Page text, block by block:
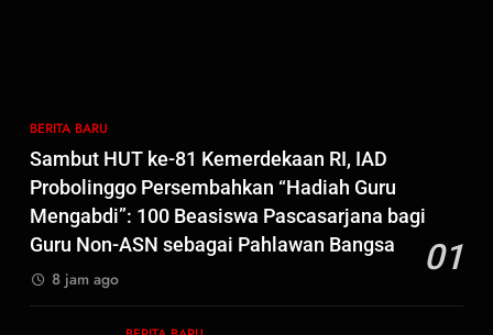
BERITA BARU
Sambut HUT ke-81 Kemerdekaan RI, IAD
Probolinggo Persembahkan “Hadiah Guru
Mengabdi”: 100 Beasiswa Pascasarjana bagi
Guru Non-ASN sebagai Pahlawan Bangsa
01
8 jam ago
8
Polres Pasuruan Beri Klarifikasi
Meninggalnya Korban Diduga
Tersangka Judol, Komitmen